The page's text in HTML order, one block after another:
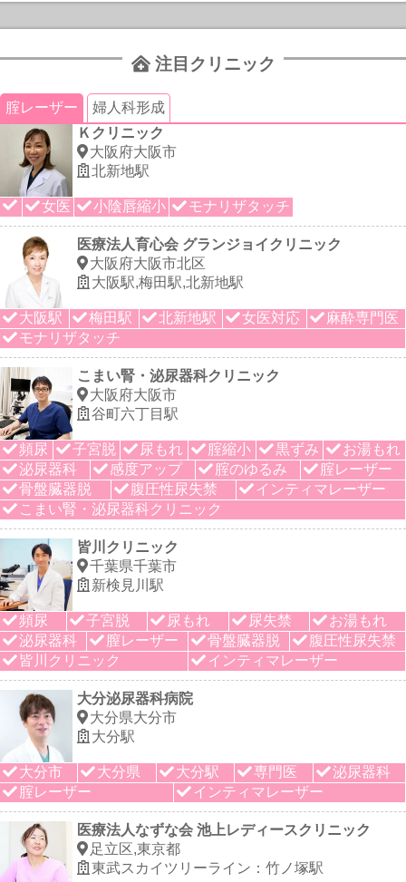
注目クリニック
腟レーザー
婦人科形成
Ｋクリニック
大阪府大阪市
北新地駅
女医 小陰唇縮小 モナリザタッチ
医療法人育心会 グランジョイクリニック
大阪府大阪市北区
大阪駅,梅田駅,北新地駅
大阪駅 梅田駅 北新地駅 女医対応
麻酔専門医
モナリザタッチ
こまい腎・泌尿器科クリニック
大阪府大阪市
谷町六丁目駅
頻尿 子宮脱 尿もれ 腟縮小 黒ずみ
お湯もれ
泌尿器科
感度アップ 腟のゆるみ
腟レーザー
骨盤臓器脱
腹圧性尿失禁
インティマレーザー
こまい腎・泌尿器科クリニック
皆川クリニック
千葉県千葉市
新検見川駅
頻尿 子宮脱 尿もれ 尿失禁
お湯もれ
泌尿器科
膣レーザー 骨盤臓器脱
腹圧性尿失禁
皆川クリニック
インティマレーザー
大分泌尿器科病院
大分県大分市
大分駅
大分市 大分県 大分駅 専門医
泌尿器科
腟レーザー
インティマレーザー
医療法人なずな会 池上レディースクリニック
足立区,東京都
東武スカイツリーライン：竹ノ塚駅